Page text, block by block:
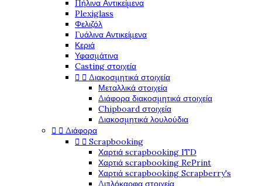
Πήλινα Αντικείμενα
Plexiglass
Φελιζόλ
Γυάλινα Αντικείμενα
Κεριά
Υφασμάτινα
Casting στοιχεία
  Διακοσμητικά στοιχεία
Μεταλλικά στοιχεία
Διάφορα διακοσμητικά στοιχεία
Chipboard στοιχεία
Διακοσμητικά λουλούδια
  Διάφορα
  Scrapbooking
Χαρτιά scrapbooking ITD
Χαρτιά scrapbooking RePrint
Χαρτιά scrapbooking Scrapberry's
Διπλόκαρφα στοιχεία